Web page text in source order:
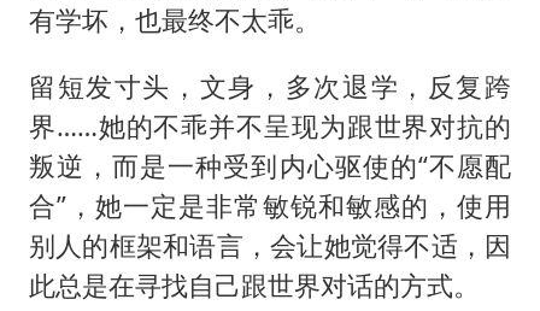
有学坏，也最终不太乖。
留短发寸头，文身，多次退学，反复跨
界……她的不乖并不呈现为跟世界对抗的
叛逆，而是一种受到内心驱使的“不愿配
合”，她一定是非常敏锐和敏感的，使用
别人的框架和语言，会让她觉得不适，因
此总是在寻找自己跟世界对话的方式。